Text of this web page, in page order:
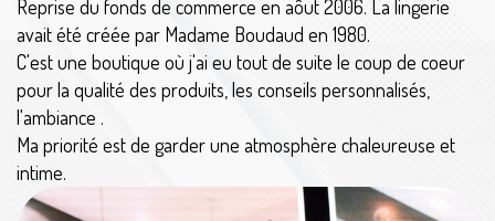
Reprise du fonds de commerce en aôut 2006. La lingerie
avait été créée par Madame Boudaud en 1980.
C'est une boutique où j'ai eu tout de suite le coup de coeur
pour la qualité des produits, les conseils personnalisés,
l'ambiance .
Ma priorité est de garder une atmosphère chaleureuse et
intime.